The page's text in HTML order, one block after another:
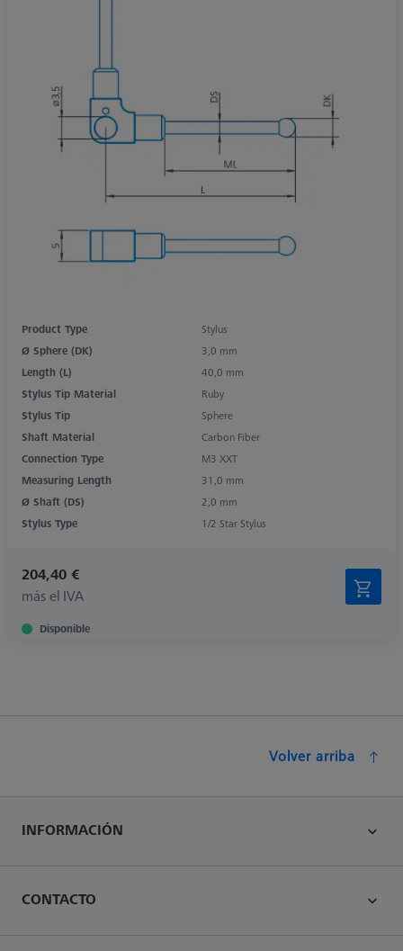
Product Type
Stylus
Ø Sphere (DK)
3,0 mm
Length (L)
40,0 mm
Stylus Tip Material
Ruby
Stylus Tip
Sphere
Shaft Material
Carbon Fiber
Connection Type
M3 XXT
Measuring Length
31,0 mm
Ø Shaft (DS)
2,0 mm
Stylus Type
1/2 Star Stylus
204,40 €
más el IVA
Disponible
Volver arriba
INFORMACIÓN
CONTACTO